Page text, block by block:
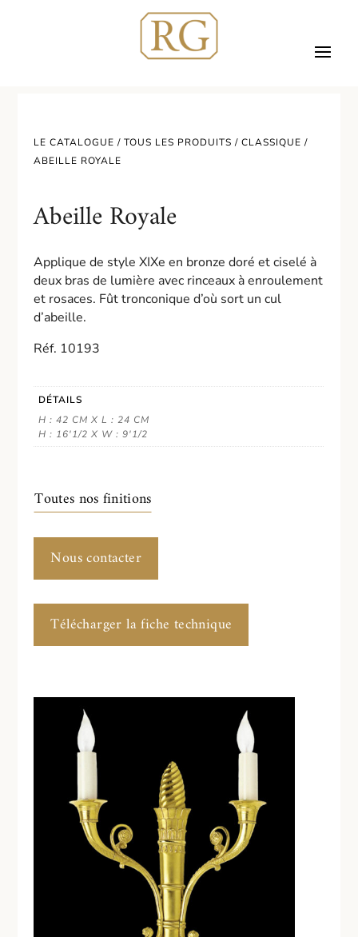
LE CATALOGUE /TOUS LES PRODUITS /CLASSIQUE /
ABEILLE ROYALE
Abeille Royale
Applique de style XIXe en bronze doré et ciselé à
deux bras de lumière avec rinceaux à enroulement
et rosaces. Fût tronconique d’où sort un cul
d’abeille.
Réf. 10193
DÉTAILS
H : 42 CM X L : 24 CM
H : 16'1/2 X W : 9'1/2
Toutes nos finitions
Nous contacter
Télécharger la fiche technique